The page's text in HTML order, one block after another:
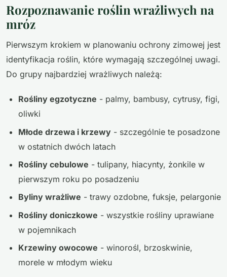
Rozpoznawanie roślin wrażliwych na
mróz
Pierwszym krokiem w planowaniu ochrony zimowej jest
identyfikacja roślin, które wymagają szczególnej uwagi.
Do grupy najbardziej wrażliwych należą:
Rośliny egzotyczne - palmy, bambusy, cytrusy, figi,
oliwki
Młode drzewa i krzewy - szczególnie te posadzone
w ostatnich dwóch latach
Rośliny cebulowe - tulipany, hiacynty, żonkile w
pierwszym roku po posadzeniu
Byliny wrażliwe - trawy ozdobne, fuksje, pelargonie
Rośliny doniczkowe - wszystkie rośliny uprawiane
w pojemnikach
Krzewiny owocowe - winorośl, brzoskwinie,
morele w młodym wieku